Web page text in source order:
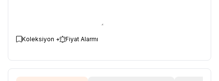
Koleksiyon + Fiyat Alarmı